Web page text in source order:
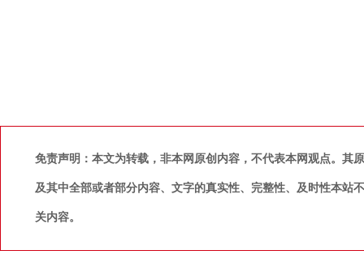
免责声明：本文为转载，非本网原创内容，不代表本网观点。其
及其中全部或者部分内容、文字的真实性、完整性、及时性本站
关内容。